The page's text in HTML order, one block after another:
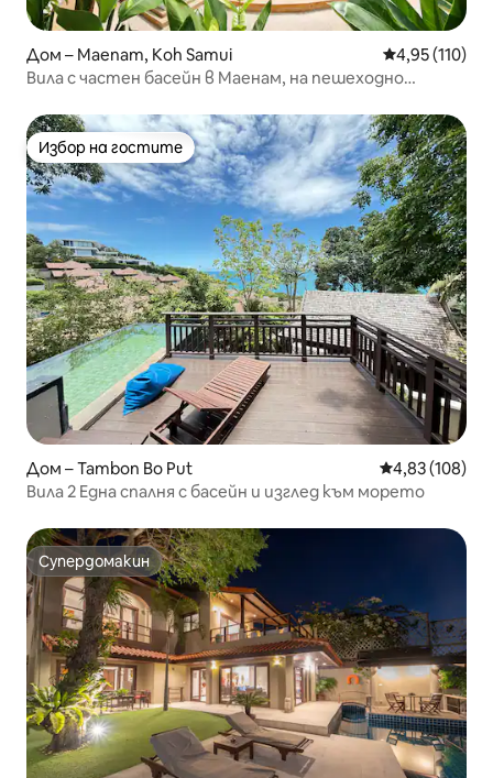
Дом – Maenam, Koh Samui Средна
4,95 (110)
Вила с частен басейн в Маенам, на пешеходно
Избор на гостите
Избор на гостите
Дом – Tambon Bo Put Средна
4,83 (108)
Вила 2 Една спалня с басейн и изглед към морето
Супердомакин
Супердомакин